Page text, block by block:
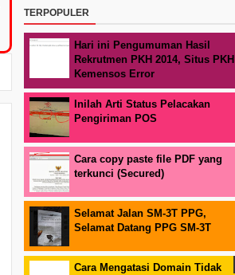
TERPOPULER
Hari ini Pengumuman Hasil
Rekrutmen PKH 2014, Situs PKH
Kemensos Error
Inilah Arti Status Pelacakan
Pengiriman POS
Cara copy paste file PDF yang
terkunci (Secured)
Selamat Jalan SM-3T PPG,
Selamat Datang PPG SM-3T
Cara Mengatasi Domain Tidak